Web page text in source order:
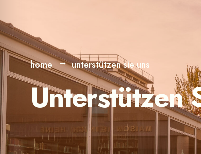
home unterstützen sie uns
Unterstützen